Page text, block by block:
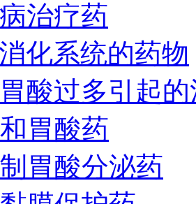
治疗药
化系统的药物
酸过多引起
胃酸药
胃酸分泌药